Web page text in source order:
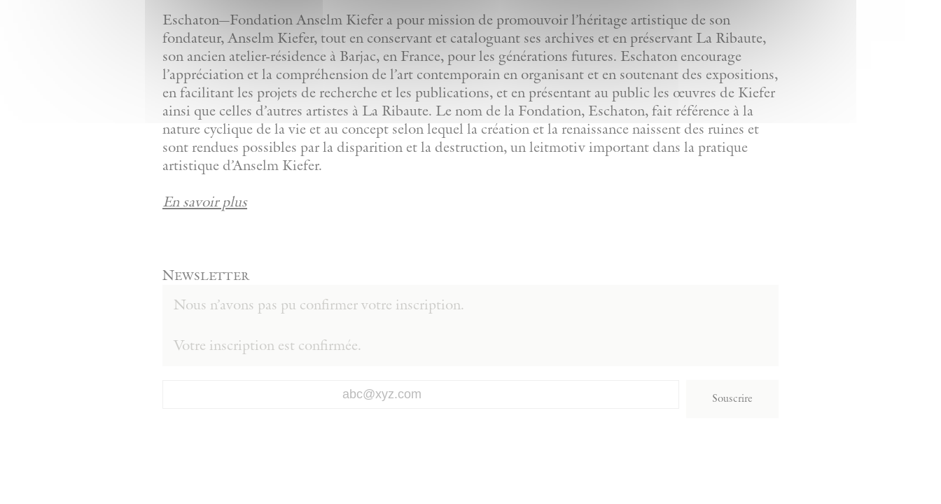
Eschaton—Fondation Anselm Kiefer a pour mission de promouvoir l’héritage artistique de son
fondateur, Anselm Kiefer, tout en conservant et cataloguant ses archives et en préservant La Ribaute,
son ancien atelier-résidence à Barjac, en France, pour les générations futures. Eschaton encourage
l’appréciation et la compréhension de l’art contemporain en organisant et en soutenant des expositions,
en facilitant les projets de recherche et les publications, et en présentant au public les œuvres de Kiefer
ainsi que celles d’autres artistes à La Ribaute. Le nom de la Fondation, Eschaton, fait référence à la
nature cyclique de la vie et au concept selon lequel la création et la renaissance naissent des ruines et
sont rendues possibles par la disparition et la destruction, un leitmotiv important dans la pratique
artistique d’Anselm Kiefer.
En savoir plus
Newsletter
Nous n’avons pas pu confirmer votre inscription.
Votre inscription est confirmée.
Souscrire